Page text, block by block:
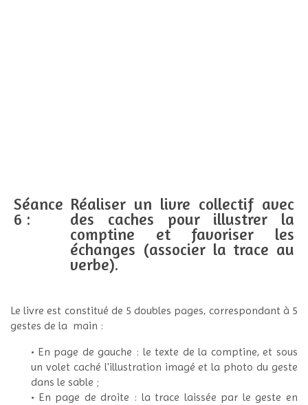
Séance
6 :
Réaliser un livre collectif avec
des caches pour illustrer la
comptine et favoriser les
échanges (associer la trace au
verbe).
Le livre est constitué de 5 doubles pages, correspondant à 5
gestes de la main :
• En page de gauche : le texte de la comptine, et sous
un volet caché l'illustration imagé et la photo du geste
dans le sable ;
• En page de droite : la trace laissée par le geste en